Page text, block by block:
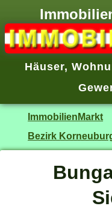
Häuser,
ImmobilienMarkt
Bezirk